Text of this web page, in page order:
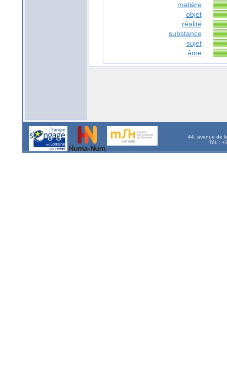
matière
objet
réalité
substance
sujet
âme
44, avenue de
Tél. :